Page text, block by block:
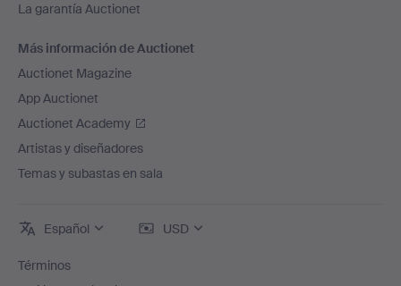
La garantía Auctionet
Más información de Auctionet
Auctionet Magazine
App Auctionet
Auctionet Academy
Artistas y diseñadores
Temas y subastas en sala
Español USD
Términos